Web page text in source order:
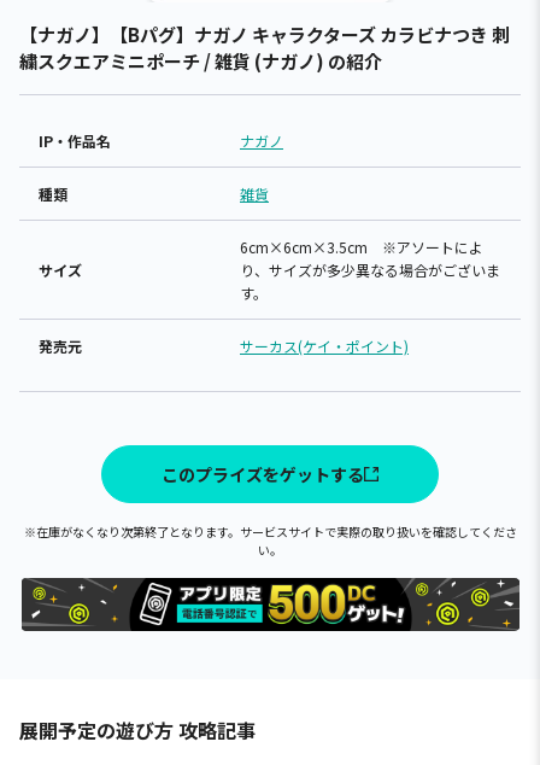
【ナガノ】【Bパグ】ナガノ キャラクターズ カラビナつき 刺
繍スクエアミニポーチ / 雑貨 (ナガノ) の紹介
IP・作品名 ナガノ
種類 雑貨
サイズ
6cm×6cm×3.5cm ※アソートによ
り、サイズが多少異なる場合がございま
す。
発売元 サーカス(ケイ・ポイント)
このプライズをゲットする
※在庫がなくなり次第終了となります。サービスサイトで実際の取り扱いを確認してくださ
い。
展開予定の遊び方 攻略記事